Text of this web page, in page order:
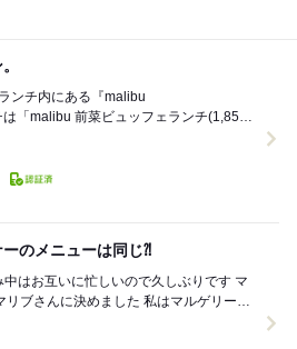
ンチ内にある『malibu
のメニューは同じ⁈